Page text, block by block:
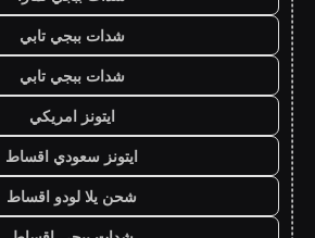
شدات ببجي تابي
شدات ببجي تابي
ايتونز امريكي
ايتونز سعودي اقساط
شحن يلا لودو اقساط